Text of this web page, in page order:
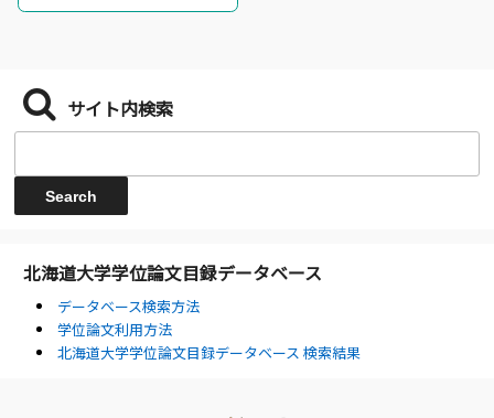
サイト内検索
北海道大学学位論文目録データベース
データベース検索方法
学位論文利用方法
北海道大学学位論文目録データベース 検索結果